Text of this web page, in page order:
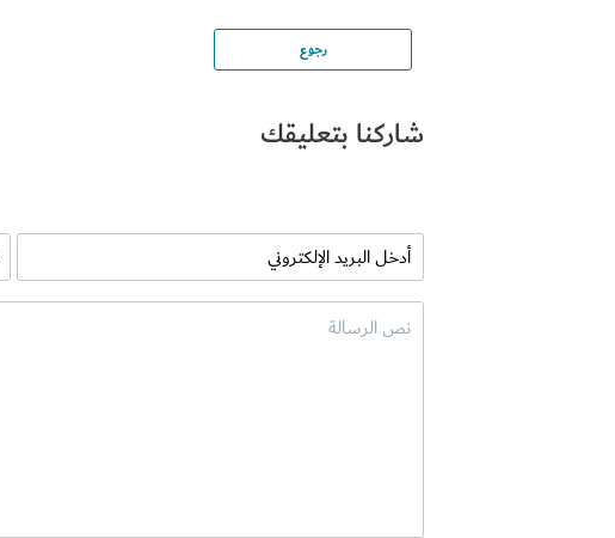
رجوع
شاركنا بتعليقك